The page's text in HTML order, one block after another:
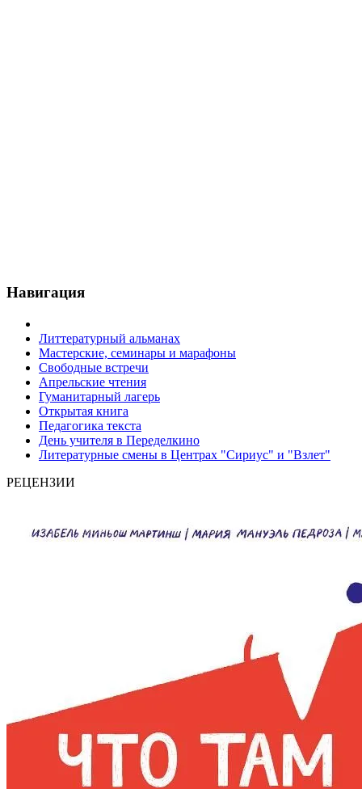
Навигация
Литтературный альманах
Мастерские, семинары и марафоны
Свободные встречи
Апрельские чтения
Гуманитарный лагерь
Открытая книга
Педагогика текста
День учителя в Переделкино
Литературные смены в Центрах "Сириус" и "Взлет"
РЕЦЕНЗИИ